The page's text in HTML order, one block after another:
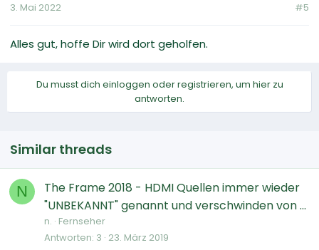
3. Mai 2022 #5
Alles gut, hoffe Dir wird dort geholfen.
Du musst dich einloggen oder registrieren, um hier zu
antworten.
Similar threads
N
The Frame 2018 - HDMI Quellen immer wieder
"UNBEKANNT" genannt und verschwinden von ...
n. Fernseher
Antworten 3 23. März 2019